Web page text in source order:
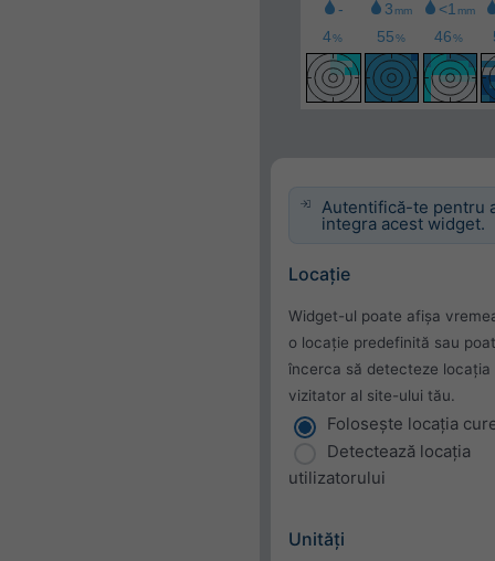
Autentifică-te pentru
integra acest widget.
Locație
Widget-ul poate afișa
o locație predefinită sau
încerca să detecteze locația
vizitator al site-ului tău.
Folosește locația
Detectează locația
utilizatorului
Unități